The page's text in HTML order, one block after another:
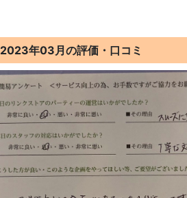
2023年03月の評価・口コミ